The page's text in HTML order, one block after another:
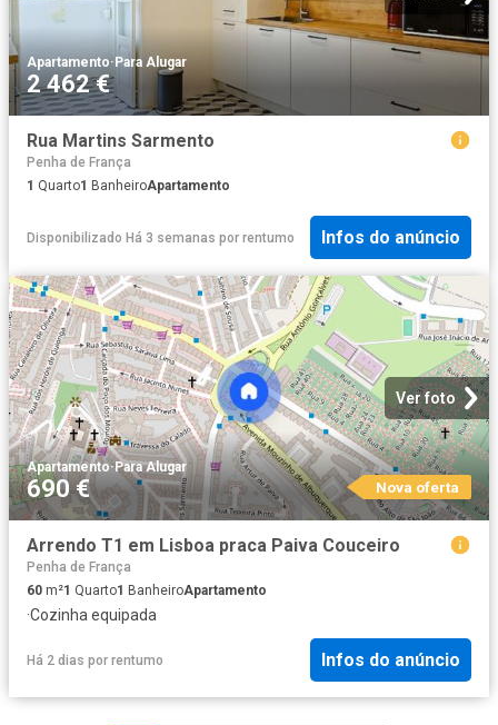
Apartamento· Para Alugar
2 462 €
Rua Martins Sarmento
Penha de França
1 Quarto1 BanheiroApartamento
Disponibilizado Há 3 semanas por rentumo Infos do anúncio
Ver foto
Apartamento·Para Alugar
690 € Nova oferta
Arrendo T1 em Lisboa praca Paiva Couceiro
Penha de França
60 m²1 Quarto1 BanheiroApartamento
·Cozinha equipada
Há 2 dias por rentumo Infos do anúncio